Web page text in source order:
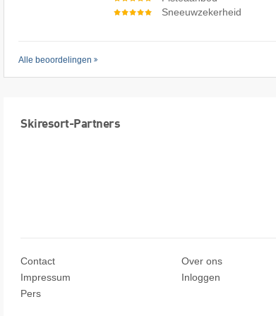
Sneeuwzekerheid
Alle beoordelingen
Skiresort-Partners
Contact
Impressum
Pers
Over ons
Inloggen